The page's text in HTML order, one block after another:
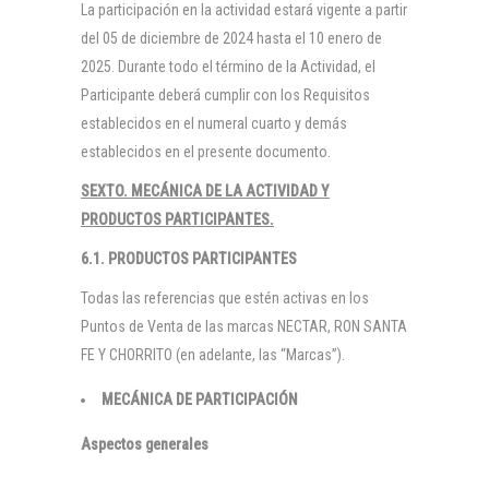
La participación en la actividad estará vigente a partir
del 05 de diciembre de 2024 hasta el 10 enero de
2025. Durante todo el término de la Actividad, el
Participante deberá cumplir con los Requisitos
establecidos en el numeral cuarto y demás
establecidos en el presente documento.
SEXTO. MECÁNICA DE LA ACTIVIDAD Y
PRODUCTOS PARTICIPANTES.
6.1. PRODUCTOS PARTICIPANTES
Todas las referencias que estén activas en los
Puntos de Venta de las marcas NECTAR, RON SANTA
FE Y CHORRITO (en adelante, las “Marcas”).
MECÁNICA DE PARTICIPACIÓN
Aspectos generales